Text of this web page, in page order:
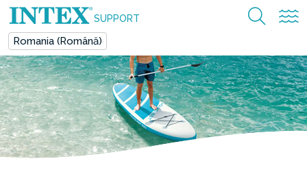
SUPPORT
Romania (Română)